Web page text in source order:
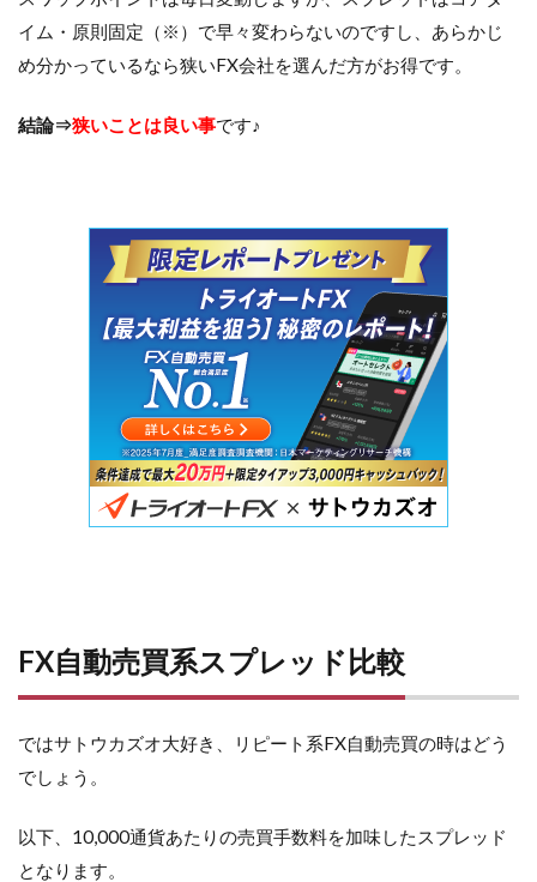
イム・原則固定（※）で早々変わらないのですし、あらかじ
め分かっているなら狭いFX会社を選んだ方がお得です。
結論⇒狭いことは良い事です♪
FX自動売買系スプレッド比較
ではサトウカズオ大好き、リピート系FX自動売買の時はどう
でしょう。
以下、10,000通貨あたりの売買手数料を加味したスプレッド
となります。